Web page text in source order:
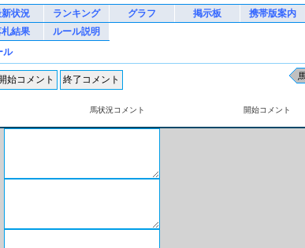
状況 ランキング グラフ 掲示板 携帯版案内
結果
ルール説明
ル
馬状況コメント 開始コメント